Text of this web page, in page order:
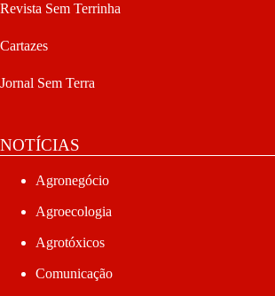
Revista Sem Terrinha
Cartazes
Jornal Sem Terra
NOTÍCIAS
Agronegócio
Agroecologia
Agrotóxicos
Comunicação